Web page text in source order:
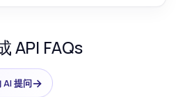
API FAQs
AI 提问→